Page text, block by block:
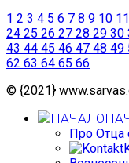
1 2 3 4 5 6 7 8 9 10 11
24 25 26 27 28 29 30
43 44 45 46 47 48 49
62 63 64 65 66
© {2021}
Про Отца